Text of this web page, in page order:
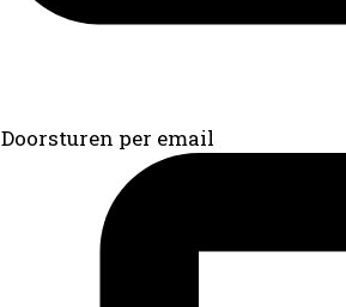
Doorsturen per email